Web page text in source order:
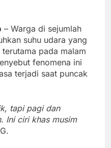
– Warga di sejumlah
suhu udara yang
pada malam
fenomena ini
terjadi saat puncak
tapi pagi dan
Ini ciri khas musim